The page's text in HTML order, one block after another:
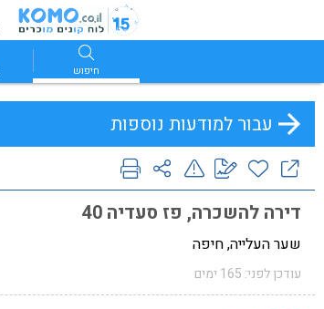
חיפוש
עבור למודעות נוספות
דירה להשכרה, פז סעדיה 40
שער העלייה, חיפה
עודכן לפני: 165 ימים